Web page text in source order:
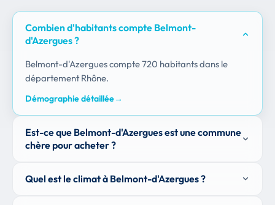
Combien d'habitants compte Belmont-
d'Azergues ?
Belmont-d'Azergues compte 720 habitants dans le
département Rhône.
Démographie détaillée→
Est-ce que Belmont-d'Azergues est une commune
chère pour acheter ?
Quel est le climat à Belmont-d'Azergues ?